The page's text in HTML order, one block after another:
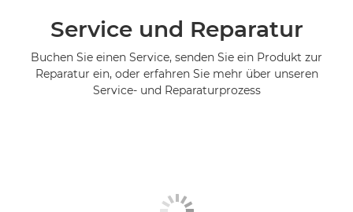
Service und Reparatur
Buchen Sie einen Service, senden Sie ein Produkt zur
Reparatur ein, oder erfahren Sie mehr über unseren
Service- und Reparaturprozess